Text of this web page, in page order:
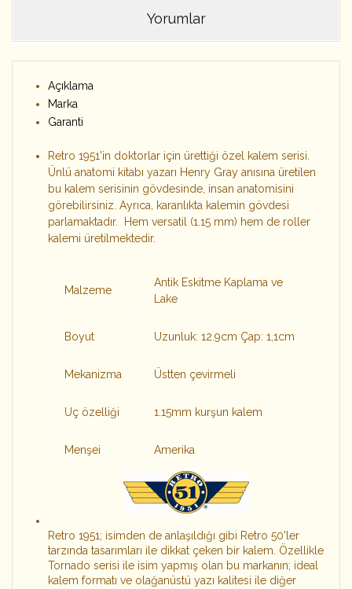
Yorumlar
Açıklama
Marka
Garanti
Retro 1951'in doktorlar için ürettiği özel kalem serisi.
Ünlü anatomi kitabı yazarı Henry Gray anısına üretilen
bu kalem serisinin gövdesinde, insan anatomisini
görebilirsiniz. Ayrıca, karanlıkta kalemin gövdesi
parlamaktadır. Hem versatil (1.15 mm) hem de roller
kalemi üretilmektedir.
Malzeme
Antik Eskitme Kaplama ve
Lake
Boyut Uzunluk: 12.9cm Çap: 1,1cm
Mekanizma Üstten çevirmeli
Uç özelliği 1.15mm kurşun kalem
Menşei Amerika
Retro 1951; isimden de anlaşıldığı gibi Retro 50'ler
tarzında tasarımları ile dikkat çeken bir kalem. Özellikle
Tornado serisi ile isim yapmış olan bu markanın; ideal
kalem formatı ve olağanüstü yazı kalitesi ile diğer